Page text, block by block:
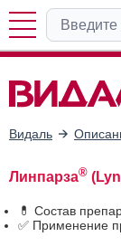
Видаль
Линпарза®
💊 Состав
✅ Применение